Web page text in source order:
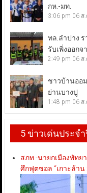
กห.-มท.
3:06 pm 06 ส
ทล.ลำปาง
รับเพิ่งออกจ
2:49 pm 06 ส
ชาวบ้านออ
ย่านบางปู
1:48 pm 06 ส
5 ข่าวเด่นประจ
สภท.-นายกเมืองพัทย
ศึกฟุตซอล “เกาะล้าน